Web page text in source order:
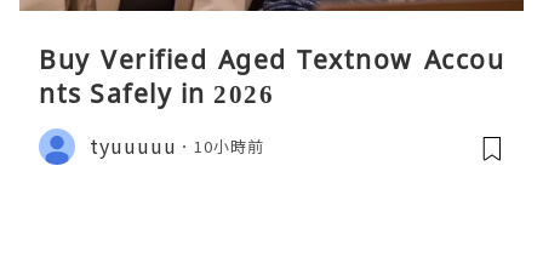
Buy Verified Aged Textnow Accou
nts Safely in 2026
tyuuuuu 10小時前